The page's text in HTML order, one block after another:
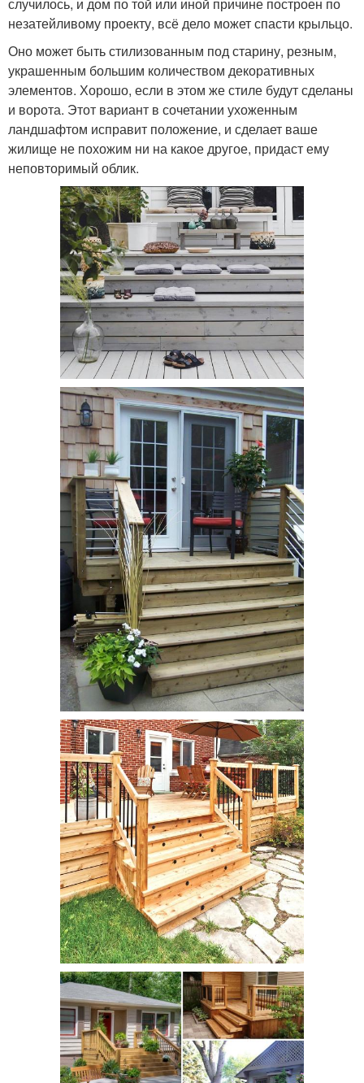
незатейливому проекту, всё дело может спасти крыльцо.
Оно может быть стилизованным под старину, резным,
украшенным большим количеством декоративных
элементов. Хорошо, если в этом же стиле будут сделаны
и ворота. Этот вариант в сочетании ухоженным
ландшафтом исправит положение, и сделает ваше
жилище не похожим ни на какое другое, придаст ему
неповторимый облик.